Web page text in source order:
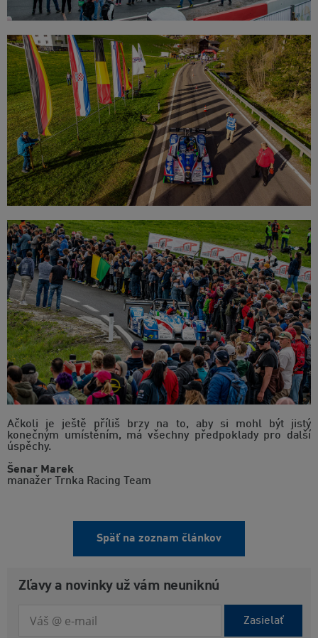
Ačkoli je ještě příliš brzy na to, aby si mohl být jistý
konečným umístěním, má všechny předpoklady pro další
úspěchy.
Šenar Marek
manažer Trnka Racing Team
Späť na zoznam článkov
Zľavy a novinky už vám neuniknú
Zasielať